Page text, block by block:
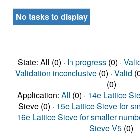
No tasks to display
State: All (0) · In progress(0) ·
Validation inconclusive(0) · Valid
(0)
Application: All (0) · 14e Lattice
Sieve (0) · 15e Lattice Sieve for
16e Lattice Sieve for smaller
Sieve V5 (0)